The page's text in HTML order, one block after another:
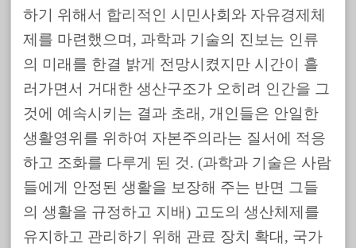
하기 위해서 합리적인 시민사회와 자유경제체
제를 마련했으며, 과학과 기술의 진보는 인류
의 미래를 한결 밝게 전망시켰지만 시간이 흘
러가면서 거대한 생산구조가 오히려 인간을 그
것에 예속시키는 결과 초래, 개인들은 안일한
생활영위를 위하여 자본주의라는 질서에 적응
하고 조화를 다루게 된 것. (과학과 기술은 사람
들에게 안정된 생활을 보장해 주는 반면 그들
의 생활을 규정하고 지배) 고도의 생산체제를
유지하고 관리하기 위해 관료 장치 확대, 국가